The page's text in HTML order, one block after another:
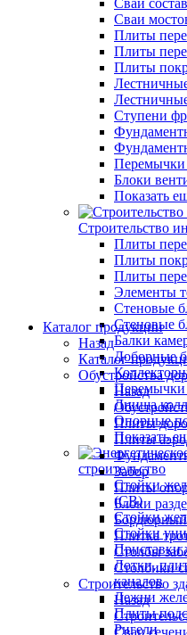
Сваи
Сваи
Плиты
Плиты
Плиты
Ступени
Перемычки
Блоки
Показать
Строительство
Плиты
Плиты
Плиты
Элементы
Стеновые
Стеновые
Балки
Доборные
Перемычки
Днища
Опорные
Показать
строительство
Стойки
(СВ)
Стойки
Стойки
Приставки
Лотки,
каналов
Лежни
Плиты
Ригели
Каталог продукции
Назад
Каталог
Обустройства
Назад
Плиты
Плиты
Забор
Плиты
Блоки
Бордюрный
Плитка
Столбы
Столбики
Строительство
Назад
Сваи